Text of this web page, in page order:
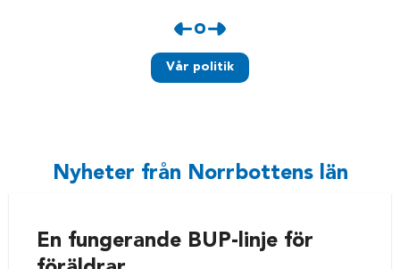
Vår politik
Nyheter från Norrbottens län
En fungerande BUP-linje för